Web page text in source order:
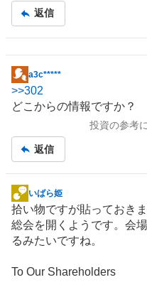
返信
掲
示
板
a3c*****
>>302
どこからの情報ですか？
投資の参考
返信
掲
示
板
記
いばら姫
拾い物ですが貼っておき
総会を開くようです。会
るみたいですね。
To Our Shareholders